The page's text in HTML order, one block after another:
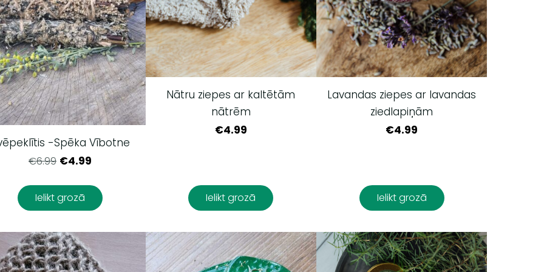
-Spēka Vībotne
€6.99 €4.99
Ielikt grozā
Nātru ziepes ar kaltētām
nātrēm
€4.99
Ielikt grozā
Lavandas ziepes ar lavandas
ziedlapiņām
€4.99
Ielikt grozā